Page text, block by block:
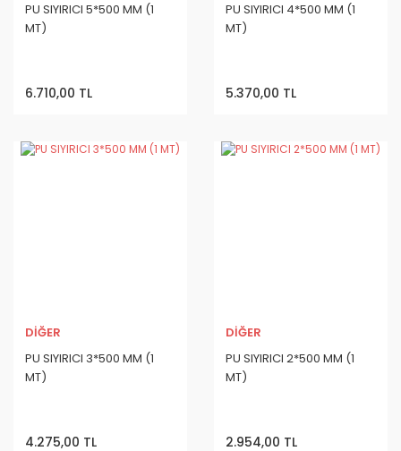
PU SIYIRICI 5*500 MM (1
MT)
6.710,00 TL
PU SIYIRICI 4*500 MM (1
MT)
5.370,00 TL
DİĞER
PU SIYIRICI 3*500 MM (1
MT)
4.275,00 TL
DİĞER
PU SIYIRICI 2*500 MM (1
MT)
2.954,00 TL